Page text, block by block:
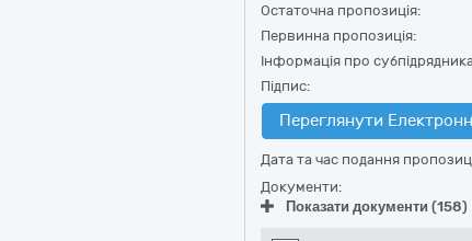
Остаточна пропозиція:
Первинна пропозиція:
Інформація про
Підпис:
Переглянути
Дата та час подання
Документи:
Показати документи (158)